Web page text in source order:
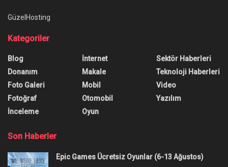
Kullanamayacaksınız
Facebook Messenger’a
Kaydolmak İçin Telefon
Numarası Kullanamayacaksınız